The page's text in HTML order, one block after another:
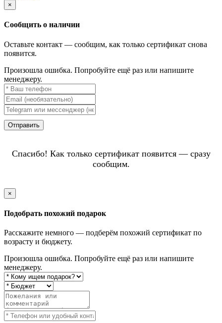
×
Сообщить о наличии
Оставьте контакт — сообщим, как только сертификат снова
появится.
Произошла ошибка. Попробуйте ещё раз или напишите
менеджеру.
Отправить
Спасибо! Как только сертификат появится — сразу
сообщим.
×
Подобрать похожий подарок
Расскажите немного — подберём похожий сертификат по
возрасту и бюджету.
Произошла ошибка. Попробуйте ещё раз или напишите
менеджеру.